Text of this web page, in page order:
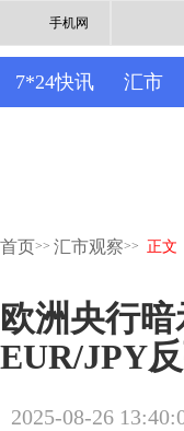
手机网
7*24快讯 汇市
首页>> 汇市观察>> 正文
欧洲央行
EUR/JPY
2025-08-26